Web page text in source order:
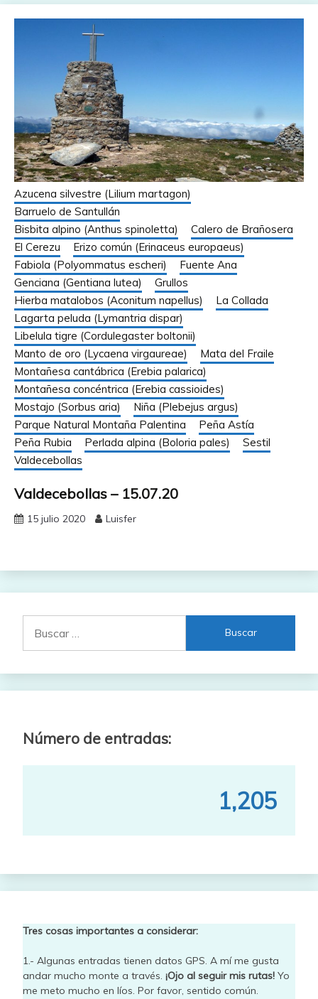
Azucena silvestre (Lilium martagon)
Barruelo de Santullán
Bisbita alpino (Anthus spinoletta)
Calero de Brañosera
El Cerezu
Erizo común (Erinaceus europaeus)
Fabiola (Polyommatus escheri)
Fuente Ana
Genciana (Gentiana lutea)
Grullos
Hierba matalobos (Aconitum napellus)
La Collada
Lagarta peluda (Lymantria dispar)
Libelula tigre (Cordulegaster boltonii)
Manto de oro (Lycaena virgaureae)
Mata del Fraile
Montañesa cantábrica (Erebia palarica)
Montañesa concéntrica (Erebia cassioides)
Mostajo (Sorbus aria)
Niña (Plebejus argus)
Parque Natural Montaña Palentina
Peña Astía
Peña Rubia
Perlada alpina (Boloria pales)
Sestil
Valdecebollas
Valdecebollas – 15.07.20
15 julio 2020 Luisfer
Número de entradas:
1,205
Tres cosas importantes a considerar:
1.- Algunas entradas tienen datos GPS. A mí me gusta
andar mucho monte a través. ¡Ojo al seguir mis rutas! Yo
me meto mucho en líos. Por favor, sentido común.